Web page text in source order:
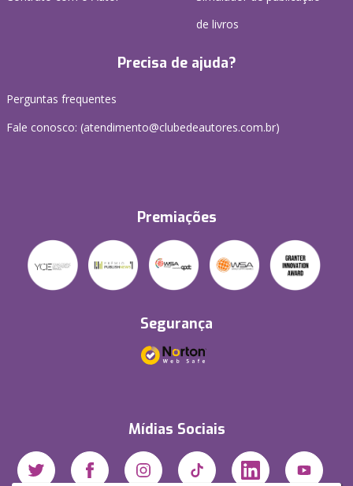
de livros
Precisa de ajuda?
Perguntas frequentes
Fale conosco: (atendimento@clubedeautores.com.br)
Premiações
Segurança
Mídias Sociais